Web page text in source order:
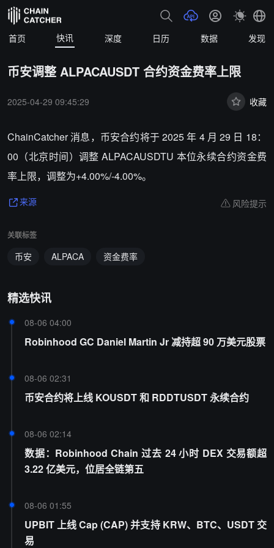
首页 快讯 深度 日历 数据 发现
币安调整 ALPACAUSDT 合约资金费率上限
2025-04-29 09:45:29 收藏
ChainCatcher 消息，币安合约将于 2025 年 4 月 29 日 18：
00（北京时间）调整 ALPACAUSDTU 本位永续合约资金费
率上限，调整为+4.00%/-4.00%。
来源 风险提示
关联标签
币安 ALPACA 资金费率
精选快讯
08-06 04:00
Robinhood GC Daniel Martin Jr 减持超 90 万美元股票
08-06 02:31
币安合约将上线 KOUSDT 和 RDDTUSDT 永续合约
08-06 02:14
数据：Robinhood Chain 过去 24 小时 DEX 交易额超
3.22 亿美元，位居全链第五
08-06 01:55
UPBIT 上线 Cap (CAP) 并支持 KRW、BTC、USDT 交
易